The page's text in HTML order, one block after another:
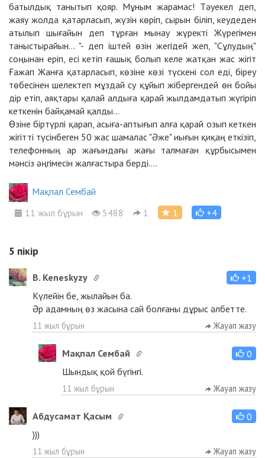
батылдық танытып қояр. Мұным жарамас! Тәуекел деп,
жаяу жолда қатарласып, жүзін көріп, сырын біліп, кеудеден
атылып шығайын деп тұрған мынау жүректі Жүрегімен
таныстырайын... "- деп іштей өзін жегідей жеп, "Сұлудың"
соңынан еріп, есі кетіп ғашық болып келе жатқан жас жігіт
Ғажап Жанға қатарласып, көзіне көзі түскені сол еді, біреу
төбесінен шелектеп мұздай су құйып жібергендей өн бойы
дір етіп, аяқтары қалай алдыға қарай жылдамдатып жүгіріп
кеткенін байқамай қалды...
Өзіне біртүрлі қарап, асыға-аптығып алға қарай озып кеткен
жігітті түсінбеген 50 жас шамалас "Әже" иығын қиқаң еткізіп,
телефонның ар жағындағы жағы талмаған құрбысымен
мәнсіз әңгімесін жалғастыра берді....
Мақпал Сембай
11 жыл бұрын
5488 1 1 +4
5 пікір
B. Keneskyzy
+1
Күлейін бе, жылайын ба.
Әр адамның өз жасына сай болғаны дұрыс әлбетте.
11 жыл бұрын Жауап жазу
Мақпал Сембай
0
Шындық қой бүгінгі.
11 жыл бұрын Жауап жазу
Абдусамат Қасым
0
)))
11 жыл бұрын Жауап жазу